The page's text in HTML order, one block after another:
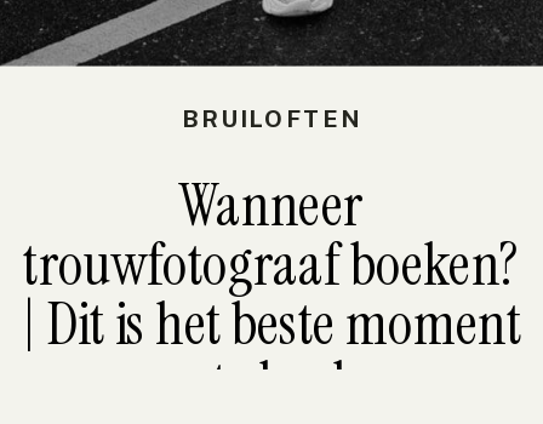
Wanneer
trouwfotograaf boeken?
| Dit is het beste moment
om te boeken
BRUILOFTEN